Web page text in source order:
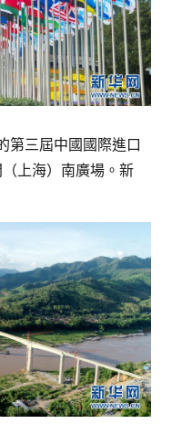
第三屆中國國際進口
上海）南廣場。新